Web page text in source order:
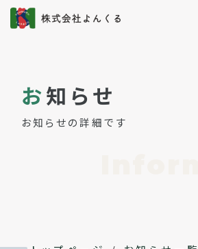
お知らせ
お知らせの詳細です